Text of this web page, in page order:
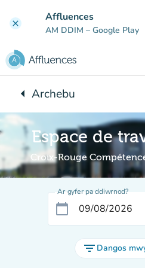
clear Affluences
AM DDIM – Google Play
arrow_leftYn ôl i:
Archebu
Espace de
Croix-Rouge
Ar gyfer pa ddiwrnod?
calendar_today
filter_list Dangos